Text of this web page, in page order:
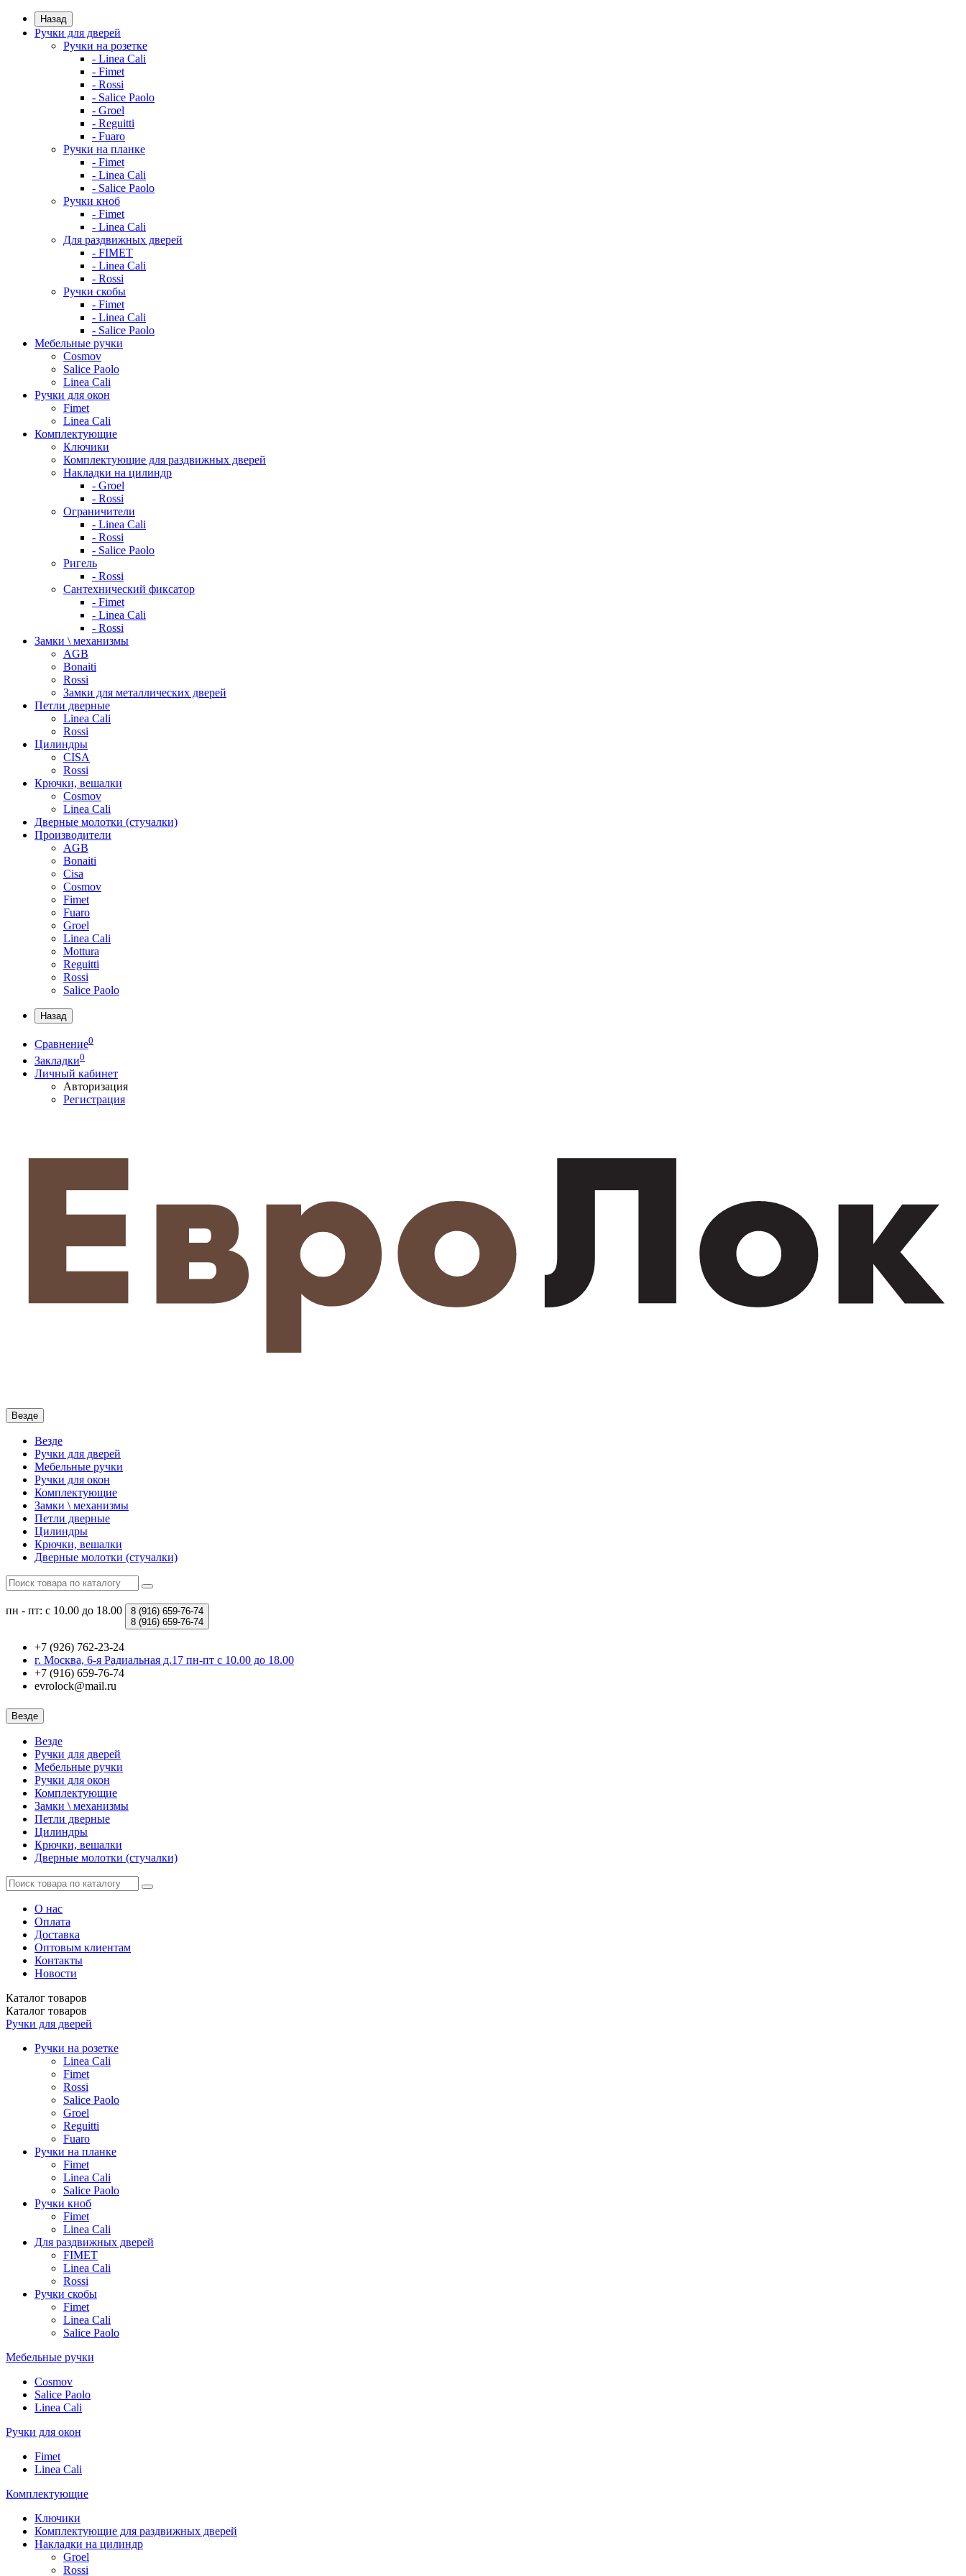
Назад
Ручки для дверей
Ручки на розетке
- Linea Cali
- Fimet
- Rossi
- Salice Paolo
- Groel
- Reguitti
- Fuaro
Ручки на планке
- Fimet
- Linea Cali
- Salice Paolo
Ручки кноб
- Fimet
- Linea Cali
Для раздвижных дверей
- FIMET
- Linea Cali
- Rossi
Ручки скобы
- Fimet
- Linea Cali
- Salice Paolo
Мебельные ручки
Cosmov
Salice Paolo
Linea Cali
Ручки для окон
Fimet
Linea Cali
Комплектующие
Ключики
Комплектующие для раздвижных дверей
Накладки на цилиндр
- Groel
- Rossi
Ограничители
- Linea Cali
- Rossi
- Salice Paolo
Ригель
- Rossi
Сантехнический фиксатор
- Fimet
- Linea Cali
- Rossi
Замки \ механизмы
AGB
Bonaiti
Rossi
Замки для металлических дверей
Петли дверные
Linea Cali
Rossi
Цилиндры
CISA
Rossi
Крючки, вешалки
Cosmov
Linea Cali
Дверные молотки (стучалки)
Производители
AGB
Bonaiti
Cisa
Cosmov
Fimet
Fuaro
Groel
Linea Cali
Mottura
Reguitti
Rossi
Salice Paolo
Назад
Сравнение0
Закладки0
Личный кабинет
Авторизация
Регистрация
Везде
Везде
Ручки для дверей
Мебельные ручки
Ручки для окон
Комплектующие
Замки \ механизмы
Петли дверные
Цилиндры
Крючки, вешалки
Дверные молотки (стучалки)
пн - пт: с 10.00 до 18.00 8 (916) 659-76-74
8 (916) 659-76-74
+7 (926) 762-23-24
г. Москва, 6-я Радиальная д.17 пн-пт с 10.00 до 18.00
+7 (916) 659-76-74
evrolock@mail.ru
Везде
Везде
Ручки для дверей
Мебельные ручки
Ручки для окон
Комплектующие
Замки \ механизмы
Петли дверные
Цилиндры
Крючки, вешалки
Дверные молотки (стучалки)
О нас
Оплата
Доставка
Оптовым клиентам
Контакты
Новости
Каталог товаров
Каталог товаров
Ручки для дверей
Ручки на розетке
Linea Cali
Fimet
Rossi
Salice Paolo
Groel
Reguitti
Fuaro
Ручки на планке
Fimet
Linea Cali
Salice Paolo
Ручки кноб
Fimet
Linea Cali
Для раздвижных дверей
FIMET
Linea Cali
Rossi
Ручки скобы
Fimet
Linea Cali
Salice Paolo
Мебельные ручки
Cosmov
Salice Paolo
Linea Cali
Ручки для окон
Fimet
Linea Cali
Комплектующие
Ключики
Комплектующие для раздвижных дверей
Накладки на цилиндр
Groel
Rossi